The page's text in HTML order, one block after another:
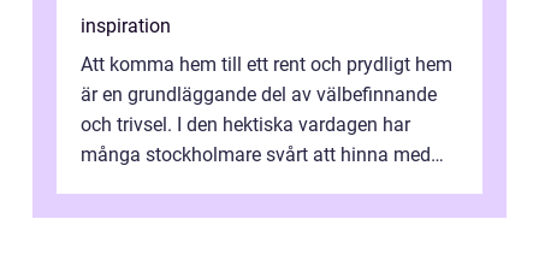
inspiration
Att komma hem till ett rent och prydligt hem
är en grundläggande del av välbefinnande
och trivsel. I den hektiska vardagen har
många stockholmare svårt att hinna med